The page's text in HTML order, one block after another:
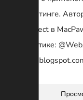
маркетинге.
Architect в
аналитике: